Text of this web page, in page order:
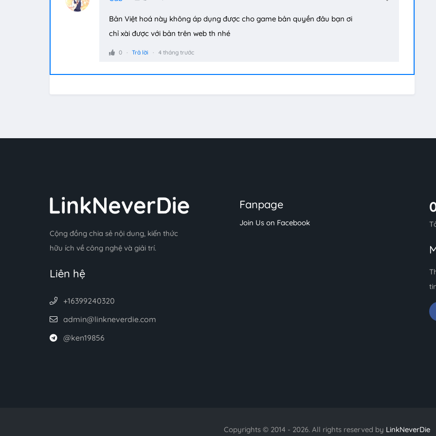
Bản Việt hoá này không áp dụng được cho game bản quyền đâu bạn ơi
chỉ xài được với bản trên web th nhé
0 Trả lời 4 tháng trước
Cộng đồng chia sẻ nội dung, kiến thức
hữu ích về công nghệ và giải trí.
Liên hệ
+16399240320
admin@linkneverdie.com
@ken19856
Fanpage
Join Us on Facebook
Copyrights © 2014 - 2026. All rights reserved by LinkNeverDie